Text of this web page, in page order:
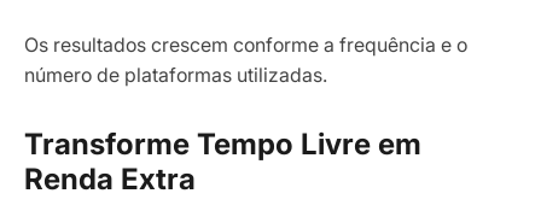
Os resultados crescem conforme a frequência e o
número de plataformas utilizadas.
Transforme Tempo Livre em
Renda Extra